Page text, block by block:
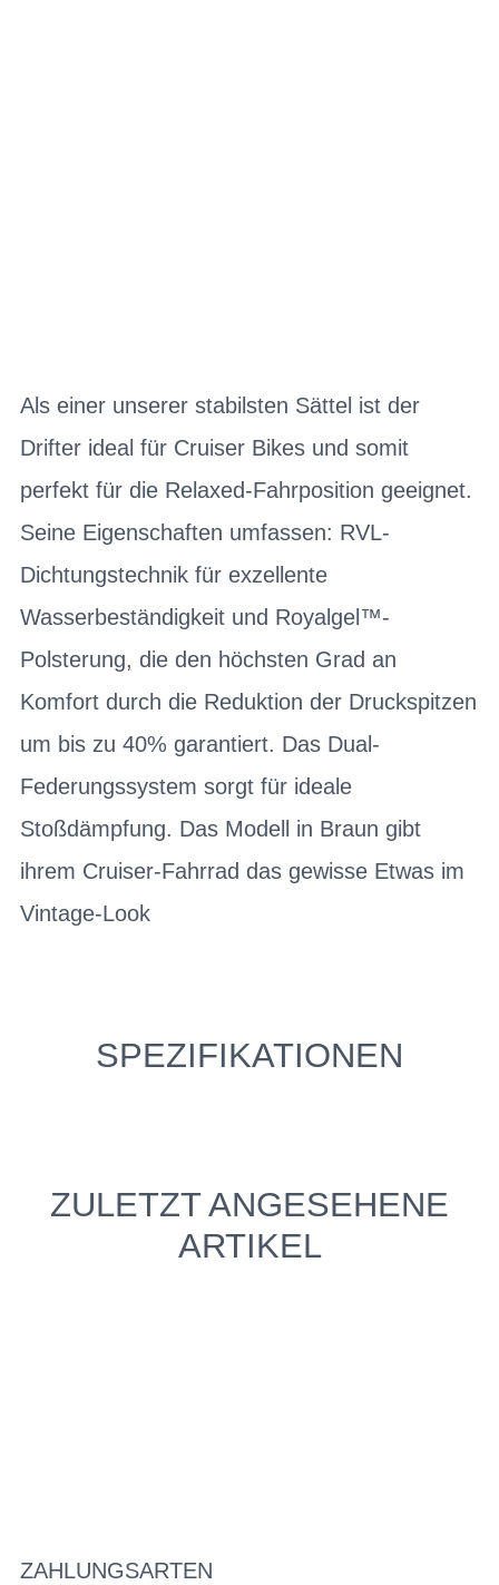
Als einer unserer stabilsten Sättel ist der
Drifter ideal für Cruiser Bikes und somit
perfekt für die Relaxed-Fahrposition geeignet.
Seine Eigenschaften umfassen: RVL-
Dichtungstechnik für exzellente
Wasserbeständigkeit und Royalgel™-
Polsterung, die den höchsten Grad an
Komfort durch die Reduktion der Druckspitzen
um bis zu 40% garantiert. Das Dual-
Federungssystem sorgt für ideale
Stoßdämpfung. Das Modell in Braun gibt
ihrem Cruiser-Fahrrad das gewisse Etwas im
Vintage-Look
SPEZIFIKATIONEN
ZULETZT ANGESEHENE
ARTIKEL
ZAHLUNGSARTEN